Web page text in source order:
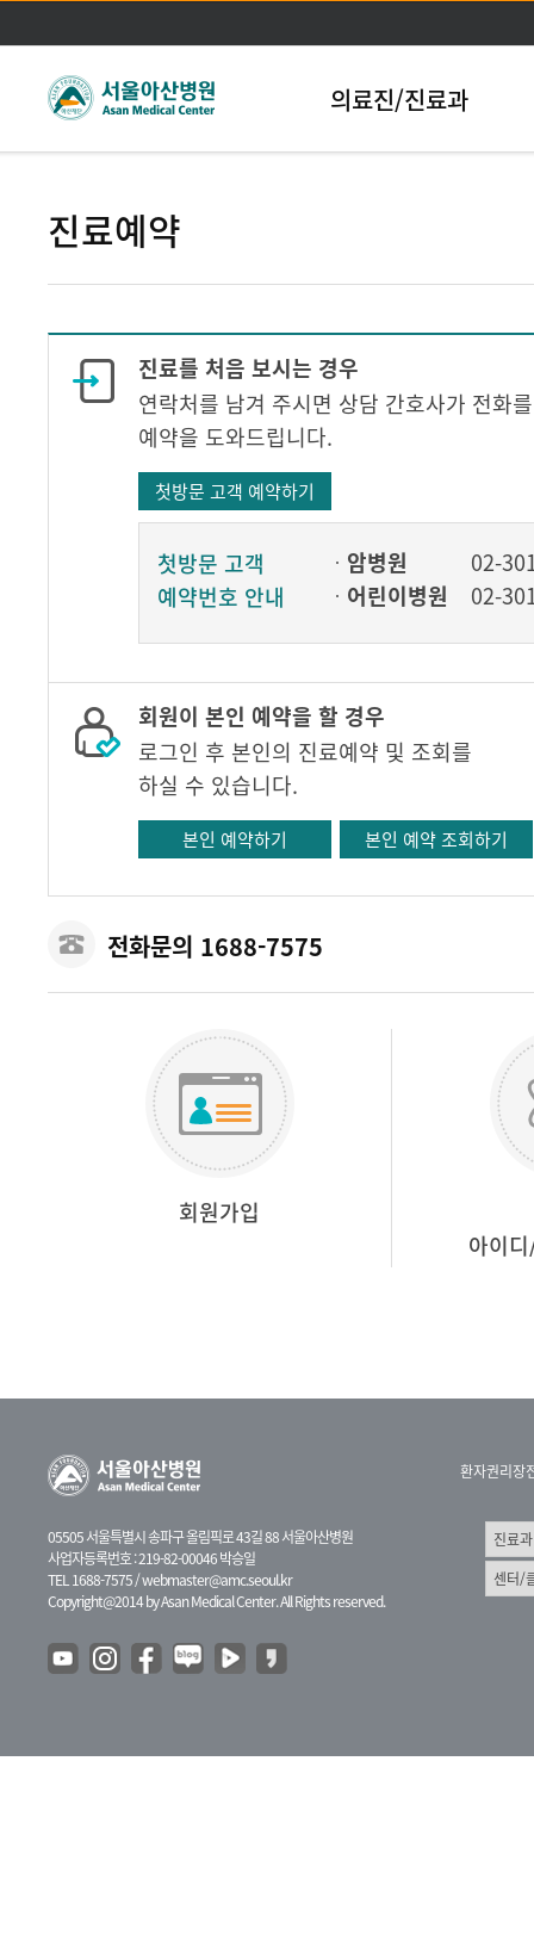
본문바로가기
의료진/진료과
진료예약
진료를 처음 보시는 경우
연락처를 남겨 주시면 상담 간호사가 전화
예약을 도와드립니다.
첫방문 고객 예약하기
첫방문 고객
예약번호 안내
암병원
02-
어린이병원
02-
회원이 본인 예약을 할 경우
로그인 후 본인의 진료예약 및 조회를
하실 수 있습니다.
본인 예약하기 본인 예약 조회하기
전화문의 1688-7575
회원가입
아이
05505 서울특별시 송파구 올림픽로 43길 88 서울아산병원
사업자등록번호 : 219-82-00046 박승일
TEL 1688-7575 /webmaster@amc.seoul.kr
Copyright@2014 by Asan Medical Center. All Rights reserved.
환자권리장